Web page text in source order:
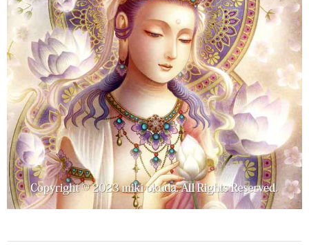
2024/10/23
昨日龍神様のオラクルカードが届きました。インスタでずっと情報を見
ていましたので、販売開始を楽しみに待っていました。先程龍神様のカ
ードを1枚、1枚丁寧に拝見して、眺めているうちになんだか心身共に浄
化されて行くような、穏やかな気持ちになりました。本当にどの龍神様
も素敵です。入手出来て感謝しています。有効活用させて頂きます。あ
りがとうございます。
こちらこそ、光の龍神カードをお迎えいただきまして あり
がとうございました。 気に入って頂ければ嬉しいです。
どうぞ、ご活用くださいね。
2024/10/22